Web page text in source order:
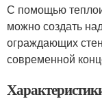
С помощью
можно создать
ограждающих
современной